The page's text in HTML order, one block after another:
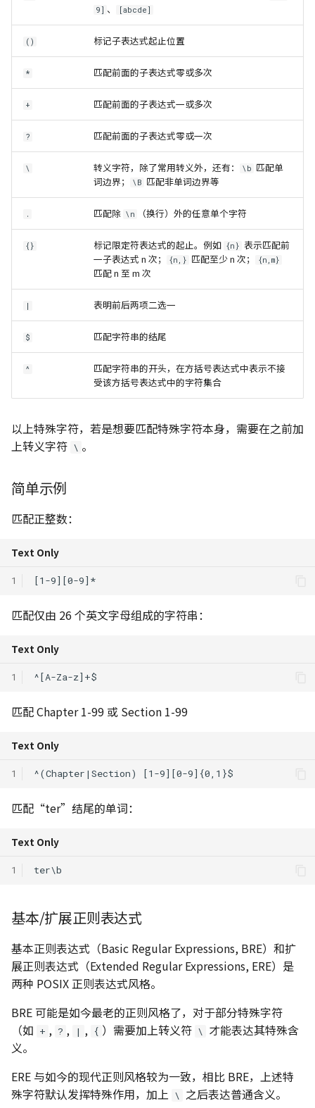
9] 、 [abcde]
() 标记子表达式起止位置
* 匹配前面的子表达式零或多次
+ 匹配前面的子表达式一或多次
? 匹配前面的子表达式零或一次
\ 转义字符，除了常用转义外，还有： \b 匹配单
词边界；
\B 匹配非单词边界等
. 匹配除 \n （换行）外的任意单个字符
{} 标记限定符表达式的起止。例如 {n} 表示匹配前
一子表达式 n 次；
{n,} 匹配至少 n 次； {n,m}
匹配 n 至 m 次
| 表明前后两项二选一
$ 匹配字符串的结尾
^
匹配字符串的开头，在方括号表达式中表示不接
受该方括号表达式中的字符集合
以上特殊字符，若是想要匹配特殊字符本身，需要在之前加
上转义字符 \ 。
简单示例
匹配正整数：
Text Only
1
匹配仅由 26 个英文字母组成的字符串：
Text Only
1
匹配 Chapter 1-99 或 Section 1-99
Text Only
1
匹配“ter”结尾的单词：
Text Only
1
基本/扩展正则表达式
基本正则表达式（Basic Regular Expressions, BRE）和扩
展正则表达式（Extended Regular Expressions, ERE）是
两种 POSIX 正则表达式风格。
BRE 可能是如今最老的正则风格了，对于部分特殊字符
（如 + , ? , | , { ）需要加上转义符 \
才能表达其特殊含
义。
ERE 与如今的现代正则风格较为一致，相比 BRE，上述特
殊字符默认发挥特殊作用，加上 \
之后表达普通含义。